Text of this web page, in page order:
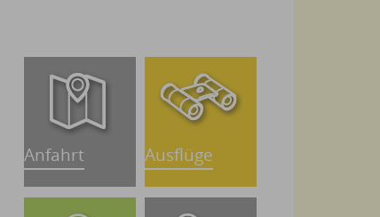
Anfahrt Ausflüge